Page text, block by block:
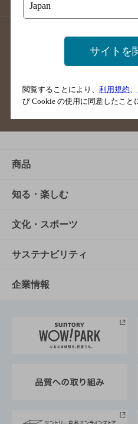
店舗登録方法のご案内
掲載店舗
ご意
商品
商品TOP
商品一覧
商品発売情報
栄養成分一覧
知る・楽しむ
知る・楽しむTOP
キャンペーン
工場見学
地域情報
文化・スポーツ
文化・スポーツTOP
サントリーホール
サントリーサンバーズ大阪
サステナビリティ
サステナビリティTOP
サントリーが考えるサス
企業情報
企業概要
サイトを
閲覧することにより、 利用規約
び Cookie の使用に同意したこと